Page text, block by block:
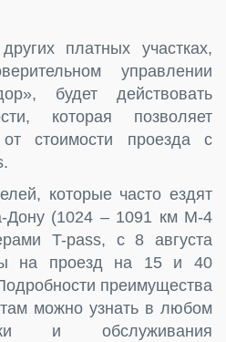
платных участках,
управлении
будет действовать
которая позволяет
стоимости проезда с
которые часто ездят
Дону (1024 – 1091 км М-4
T-pass, с 8 августа
на проезд на 15 и 40
преимущества
можно узнать в любом
и обслуживания